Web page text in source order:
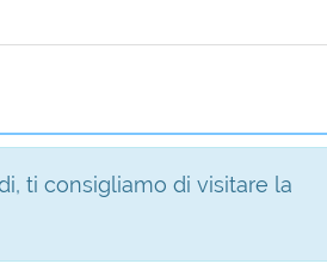
ti consigliamo di visitare la